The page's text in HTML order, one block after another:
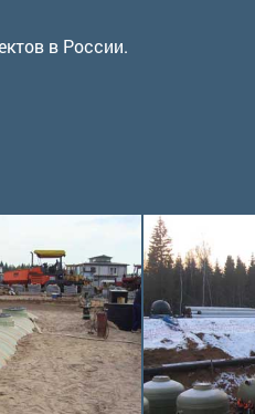
в России.